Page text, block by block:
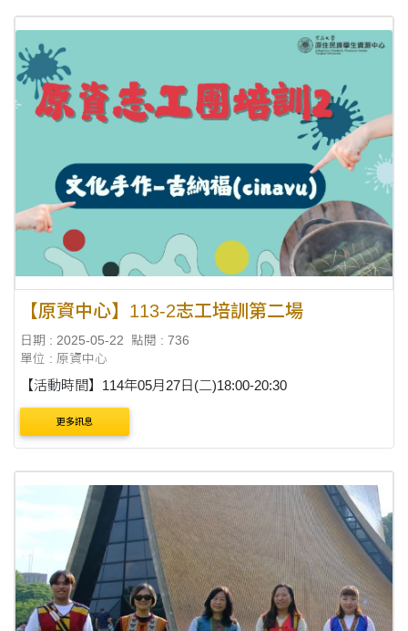
【原資中心】113-2志工培訓第二場
日期 : 2025-05-22
點閱 : 736
單位 : 原資中心
【活動時間】114年05月27日(二)18:00-20:30
更多訊息